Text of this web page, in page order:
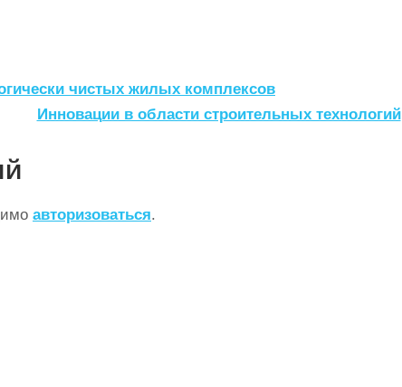
чистых жилых комплексов
Инновации в области строительных технологий
авторизоваться.